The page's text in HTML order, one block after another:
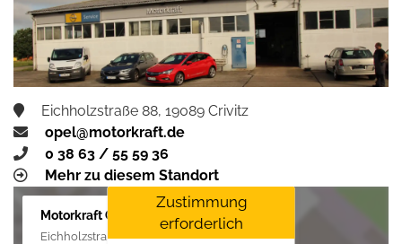
aktivieren
Eichholzstraße 88, 19089 Crivitz
opel@motorkraft.de
0 38 63 / 55 59 36
Mehr zu diesem Standort
Motorkraft GmbH
Eichholzstraße 88, 19089 Crivitz
Zustimmung
erforderlich